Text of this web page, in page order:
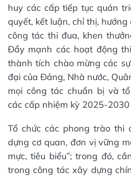
huy các cấp tiếp tục quán
quyết, kết luận, chỉ thị,
công tác thi đua, khen
Đẩy mạnh các hoạt động
thành tích chào mừng các
đại của Đảng, Nhà nước,
mọi công tác chuẩn bị và
các cấp nhiệm kỳ 2025-
Tổ chức các phong trào thi
dựng cơ quan, đơn vị vững
mực, tiêu biểu”; trong đó,
trong công tác xây dựng